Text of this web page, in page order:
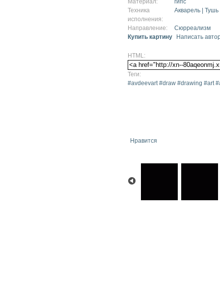
Материал:
гипс
Техника
исполнения:
Акварель | Тушь
Направление:
Сюрреализм
Купить картину
Написать
HTML:
Теги:
#avdeevart #draw #drawing #art
Нравится